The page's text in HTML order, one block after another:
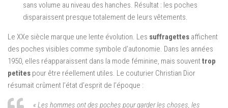
sans volume au niveau des hanches. Résultat : les poches
disparaissent presque totalement de leurs vêtements.
Le XXe siècle marque une lente évolution. Les suffragettes affichent
des poches visibles comme symbole d’autonomie. Dans les années
1950, elles réapparaissent dans la mode féminine, mais souventtrop
petites pour être réellement utiles. Le couturier Christian Dior
résumait crûment l’état d’esprit de l’époque :
« Les hommes ont des poches pour garder les choses, les